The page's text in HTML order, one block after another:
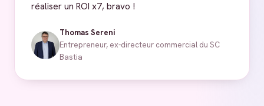
réaliser un ROI x7, bravo !
Thomas Sereni
Entrepreneur, ex-directeur commercial du SC
Bastia